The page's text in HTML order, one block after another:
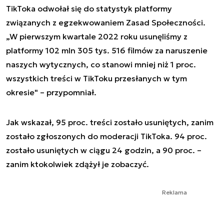
TikToka odwołał się do statystyk platformy
związanych z egzekwowaniem Zasad Społeczności.
„W pierwszym kwartale 2022 roku usunęliśmy z
platformy 102 mln 305 tys. 516 filmów za naruszenie
naszych wytycznych, co stanowi mniej niż 1 proc.
wszystkich treści w TikToku przesłanych w tym
okresie" – przypomniał.
Jak wskazał, 95 proc. treści zostało usuniętych, zanim
zostało zgłoszonych do moderacji TikToka. 94 proc.
zostało usuniętych w ciągu 24 godzin, a 90 proc. –
zanim ktokolwiek zdążył je zobaczyć.
Reklama